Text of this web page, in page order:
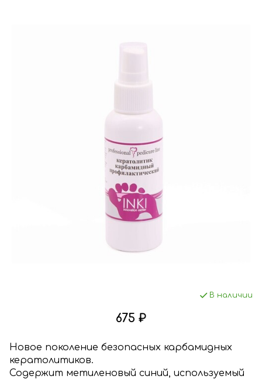
В наличии
675 ₽
Новое поколение безопасных карбамидных
кератолитиков.
Содержит метиленовый синий, используемый